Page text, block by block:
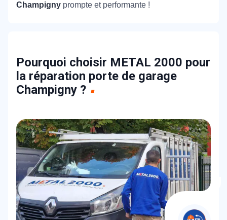
Champigny prompte et performante !
Pourquoi choisir METAL 2000 pour
la réparation porte de garage
Champigny ?